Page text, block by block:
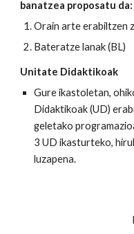
banatzea proposatu da:
Orain arte erabiltzen
Bateratze lanak (BL)
Unitate Didaktikoak
Gure ikastoletan,
Didaktikoak (UD)
geletako
3 UD ikasturteko,
luzapena.